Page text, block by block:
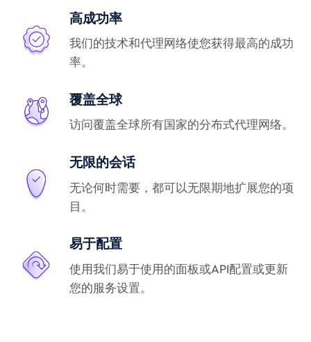
高成功率
我们的技术和代理网络使您获得最高的成功
率。
覆盖全球
访问覆盖全球所有国家的分布式代理网络。
无限的会话
无论何时需要，都可以无限期地扩展您的项
目。
易于配置
使用我们易于使用的面板或API配置或更新
您的服务设置。